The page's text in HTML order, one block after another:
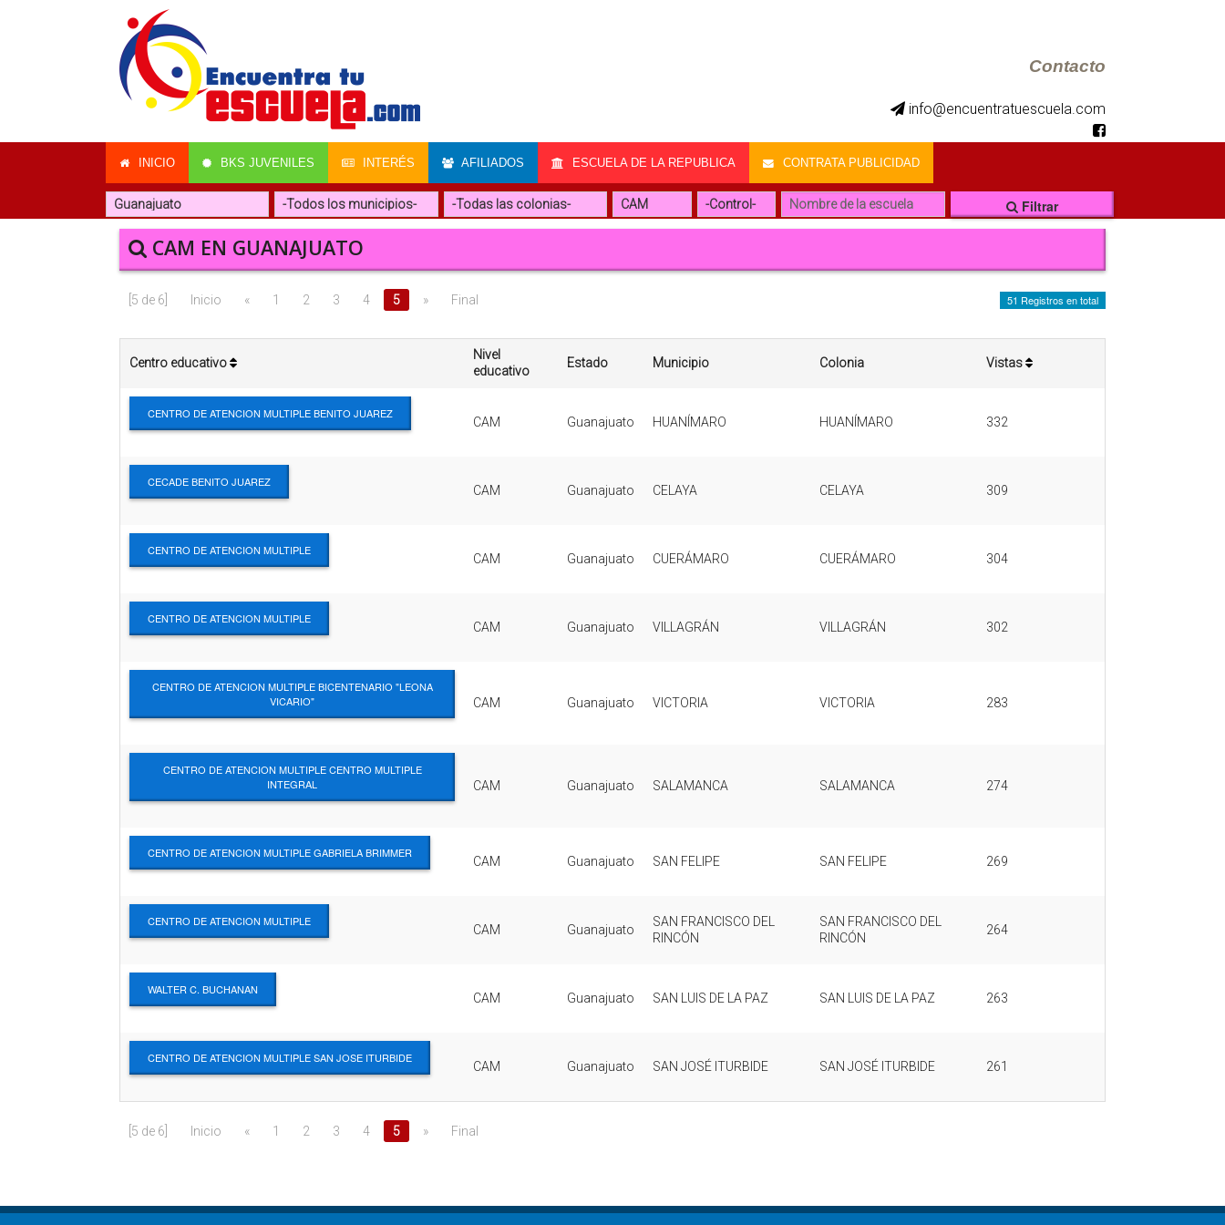
Contacto
info@encuentratuescuela.com
INICIO BKS JUVENILES INTERÉS AFILIADOS ESCUELA DE LA REPUBLICA CONTRATA PUBLICIDAD
Filtrar
CAM EN GUANAJUATO
[5 de 6] Inicio « 1 2 3 4 5 » Final 51 Registros en total
Centro educativo
Nivel
educativo
Estado Municipio Colonia Vistas
CENTRO DE ATENCION MULTIPLE BENITO JUAREZ
CAM Guanajuato HUANÍMARO HUANÍMARO 332
CECADE BENITO JUAREZ
CAM Guanajuato CELAYA CELAYA 309
CENTRO DE ATENCION MULTIPLE
CAM Guanajuato CUERÁMARO CUERÁMARO 304
CENTRO DE ATENCION MULTIPLE
CAM Guanajuato VILLAGRÁN VILLAGRÁN 302
CENTRO DE ATENCION MULTIPLE BICENTENARIO "LEONA
VICARIO"
CAM Guanajuato VICTORIA VICTORIA 283
CENTRO DE ATENCION MULTIPLE CENTRO MULTIPLE
INTEGRAL
CAM Guanajuato SALAMANCA SALAMANCA 274
CENTRO DE ATENCION MULTIPLE GABRIELA BRIMMER
CAM Guanajuato SAN FELIPE SAN FELIPE 269
CENTRO DE ATENCION MULTIPLE
CAM Guanajuato
SAN FRANCISCO DEL
RINCÓN
SAN FRANCISCO DEL
RINCÓN
264
WALTER C. BUCHANAN
CAM Guanajuato SAN LUIS DE LA PAZ SAN LUIS DE LA PAZ 263
CENTRO DE ATENCION MULTIPLE SAN JOSE ITURBIDE
CAM Guanajuato SAN JOSÉ ITURBIDE SAN JOSÉ ITURBIDE 261
[5 de 6] Inicio « 1 2 3 4 5 » Final